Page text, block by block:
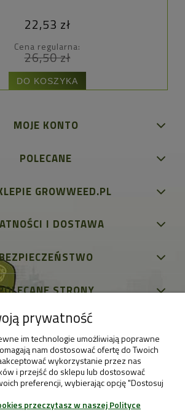
22,53 zł
Cena regularna:
26,50 zł
DO KOSZYKA
MOJE KONTO
POLECANE
GROWWEED.PL
I DOSTAWA
STRONY
prywatność
im technologie umożliwiają poprawne
nam dostosować ofertę do Twoich
wykorzystanie przez nas
i przejść do sklepu lub dostosować
preferencji, wybierając opcję "Dostosuj
przeczytasz w naszej Polityce